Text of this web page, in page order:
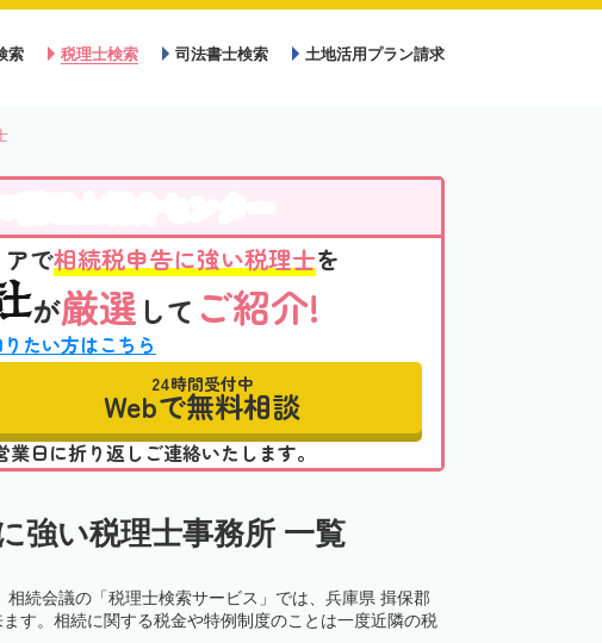
索 税理士検索 司法書士検索 土地活用プラン請求
で相続税申告に強い税理士を
が厳選 して ご紹介!
たい方はこちら
24時間受付中
Webで無料相談
日に折り返しご連絡いたします。
強い税理士事務所 一覧
続会議の「税理士検索サービス」では、兵庫県 揖保郡
す。相続に関する税金や特例制度のことは一度近隣の税